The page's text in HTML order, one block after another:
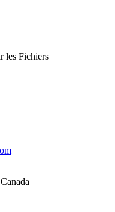
les Fichiers